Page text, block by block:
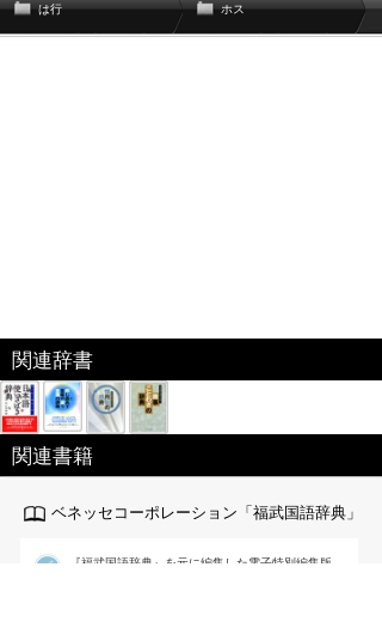
は行 ホス
関連辞書
関連書籍
ベネッセコーポレーション「福武国語辞典」
『福武国語辞典』を元に編集した電子特別編集版。